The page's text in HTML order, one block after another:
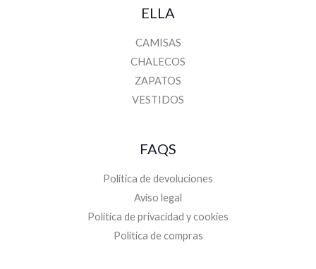
ELLA
CAMISAS
CHALECOS
ZAPATOS
VESTIDOS
FAQS
Política de devoluciones
Aviso legal
Politica de privacidad y cookies
Politica de compras